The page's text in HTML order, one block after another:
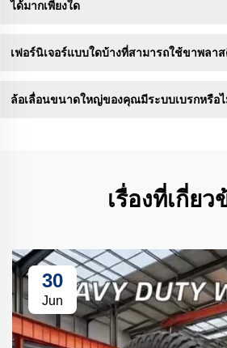
ได้มากเพียงใด
เฟอร์นิเจอร์แบบใดบ้างที่สามารถใช้ขาพลา
ล้อเลื่อนขนาดใหญ่ของคุณมีระบบเบรกหรือ
เรื่องที่เกี่ยว
30
Jun